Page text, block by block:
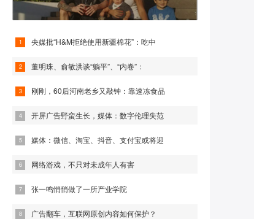
央媒批“H&M拒绝使用新疆棉花”：吃中
董明珠、俞敏洪谈“躺平”、“内卷”：
刚刚，60后河南老乡又敲钟：靠速冻食品
开屏广告野蛮生长，媒体：数字伦理失范
媒体：微信、淘宝、抖音、支付宝或将迎
网络游戏，不只对未成年人有害
张一鸣悄悄做了一所产业学院
广告翻车，互联网原创内容如何保护？